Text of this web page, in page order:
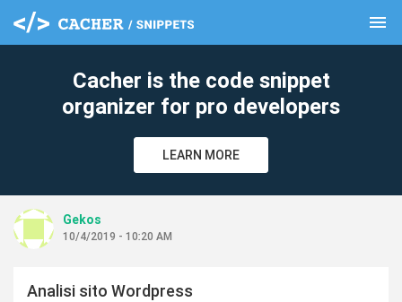
menu
Cacher is the code snippet
organizer for pro developers
LEARN MORE
Gekos
10/4/2019 - 10:20 AM
Analisi sito Wordpress
clear